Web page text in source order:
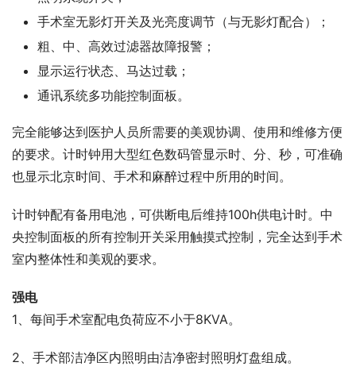
手术室无影灯开关及光亮度调节（与无影灯配合）；
粗、中、高效过滤器故障报警；
显示运行状态、马达过载；
通讯系统多功能控制面板。
完全能够达到医护人员所需要的美观协调、使用和维修方便
的要求。计时钟用大型红色数码管显示时、分、秒，可准确
也显示北京时间、手术和麻醉过程中所用的时间。
计时钟配有备用电池，可供断电后维持100h供电计时。中
央控制面板的所有控制开关采用触摸式控制，完全达到手术
室内整体性和美观的要求。
强电
1、每间手术室配电负荷应不小于8KVA。
2、手术部洁净区内照明由洁净密封照明灯盘组成。